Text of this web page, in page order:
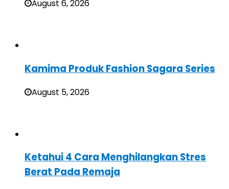
August 6, 2026
Kamima Produk Fashion Sagara Series
August 5, 2026
Ketahui 4 Cara Menghilangkan Stres
Berat Pada Remaja